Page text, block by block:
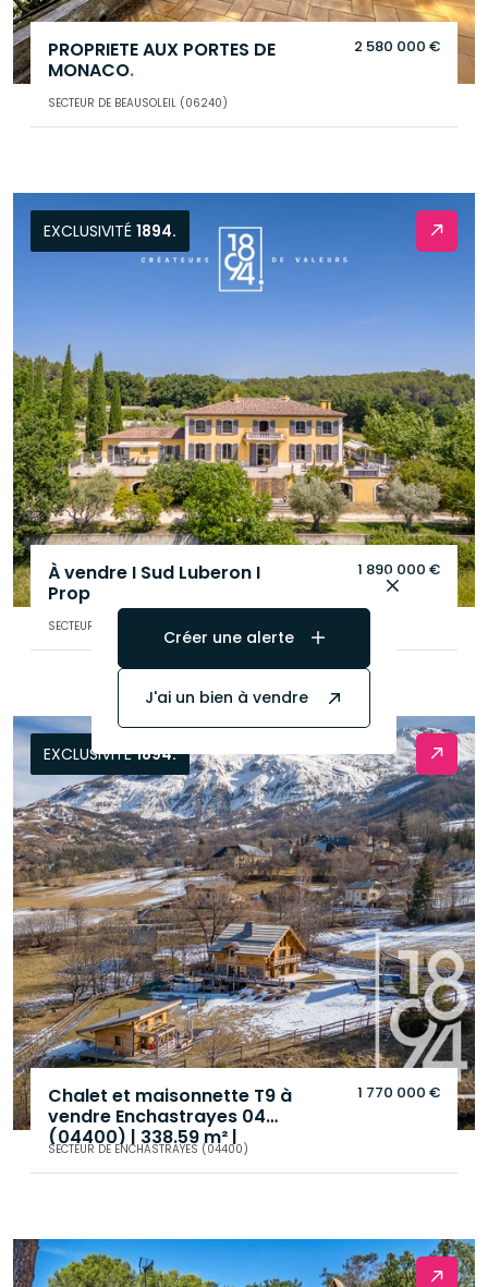
PROPRIETE AUX PORTES DE
MONACO.
SECTEUR DE BEAUSOLEIL (06240)
2 580 000 €
EXCLUSIVITÉ 1894.
À vendre I Sud Luberon I
Propriété I 1060m²
SECTEUR DE CADENET (84160)
1 890 000 €
EXCLUSIVITÉ1894.
Chalet et maisonnette T9 à
vendre Enchastrayes 04
(04400) | 338.59 m² |
terrasses, jardin.
SECTEUR DE ENCHASTRAYES (04400)
1 770 000 €
Créer une alerte
J'ai un bien à vendre